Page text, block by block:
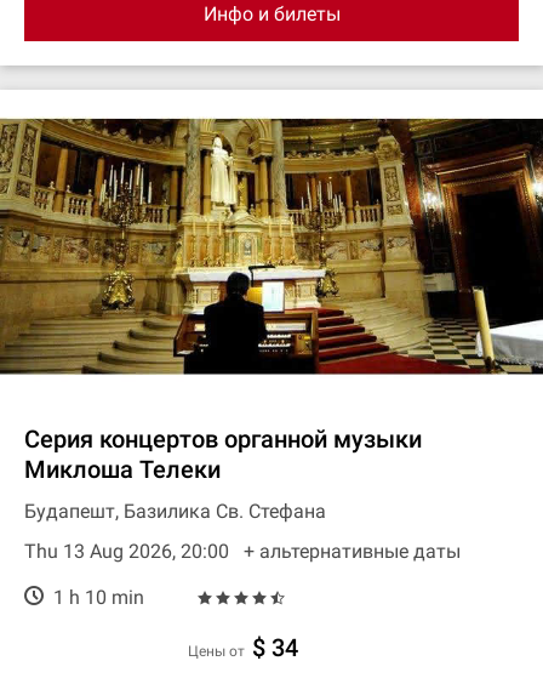
Инфо и билеты
Серия концертов органной музыки
Миклоша Телеки
Будапешт, Базилика Св. Стефана
Thu 13 Aug 2026, 20:00
+ aльтернативные даты
1 h 10 min
цены от $ 34